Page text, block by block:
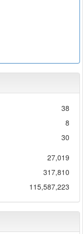
38
8
30
27,019
317,810
115,587,223